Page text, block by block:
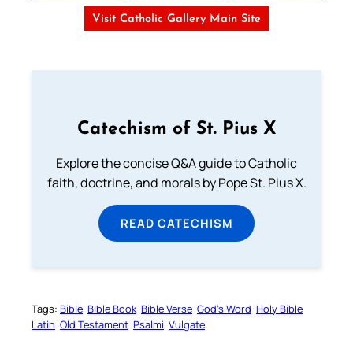
Visit Catholic Gallery Main Site
Catechism of St. Pius X
Explore the concise Q&A guide to Catholic
faith, doctrine, and morals by Pope St. Pius X.
READ CATECHISM
Tags: Bible Bible Book Bible Verse God’s Word Holy Bible
Latin Old Testament Psalmi Vulgate